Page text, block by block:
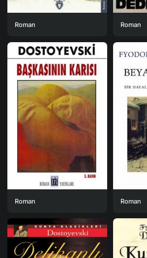
Roman Roman
Roman Roman